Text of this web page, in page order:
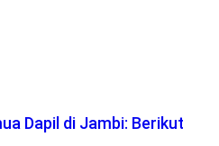
Dapil di Jambi: Berikut